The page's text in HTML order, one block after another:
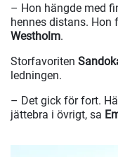
– Hon hängde med
hennes distans. Hon
Westholm.
Storfavoriten
ledningen.
– Det gick för fort.
jättebra i övrigt, sa